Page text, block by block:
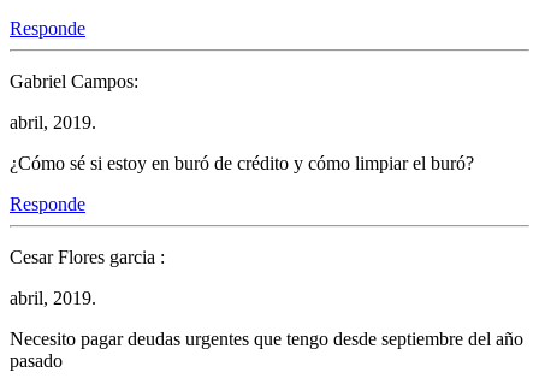
Responde
Gabriel Campos:
abril, 2019.
¿Cómo sé si estoy en buró de crédito y cómo limpiar el buró?
Responde
Cesar Flores garcia :
abril, 2019.
Necesito pagar deudas urgentes que tengo desde septiembre del año
pasado